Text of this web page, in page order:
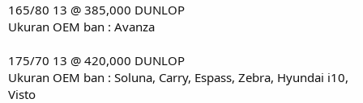
165/80 13 @ 385,000 DUNLOP
Ukuran OEM ban : Avanza
175/70 13 @ 420,000 DUNLOP
Ukuran OEM ban : Soluna, Carry, Espass, Zebra, Hyundai i10,
Visto